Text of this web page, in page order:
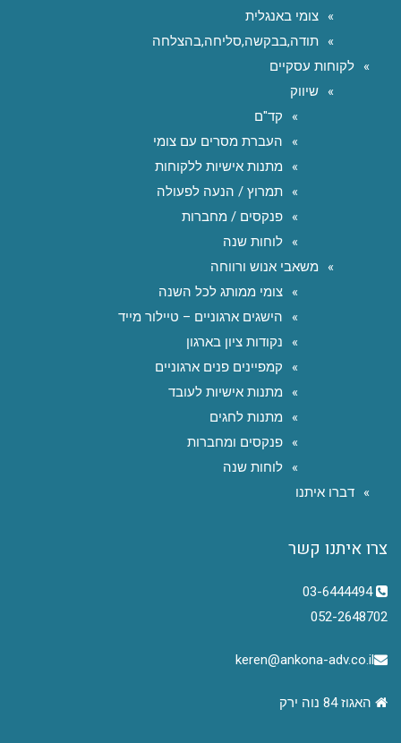
צומי באנגלית
תודה,בבקשה,סליחה,בהצלחה
לקוחות עסקיים
שיווק
קד"ם
העברת מסרים עם צומי
מתנות אישיות ללקוחות
תמרוץ / הנעה לפעולה
פנקסים / מחברות
לוחות שנה
משאבי אנוש ורווחה
צומי ממותג לכל השנה
הישגים ארגוניים – טיילור מייד
נקודות ציון בארגון
קמפיינים פנים ארגוניים
מתנות אישיות לעובד
מתנות לחגים
פנקסים ומחברות
לוחות שנה
דברו איתנו
צרו איתנו קשר
03-6444494
052-2648702
keren@ankona-adv.co.il
האגוז 84 נוה ירק